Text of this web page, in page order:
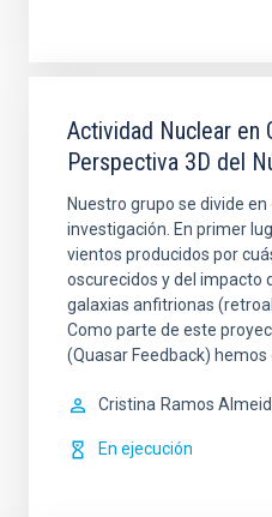
Actividad Nuclear en
Perspectiva 3D del
Nuestro grupo se divide
investigación. En primer
vientos producidos por
oscurecidos y del impacto
galaxias anfitrionas
Como parte de este
(Quasar Feedback)
Cristina Ramos
En ejecución